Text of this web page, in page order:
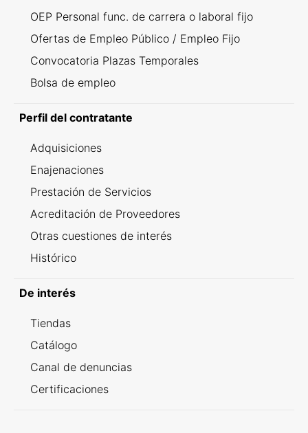
OEP Personal func. de carrera o laboral fijo
Ofertas de Empleo Público / Empleo Fijo
Convocatoria Plazas Temporales
Bolsa de empleo
Perfil del contratante
Adquisiciones
Enajenaciones
Prestación de Servicios
Acreditación de Proveedores
Otras cuestiones de interés
Histórico
De interés
Tiendas
Catálogo
Canal de denuncias
Certificaciones